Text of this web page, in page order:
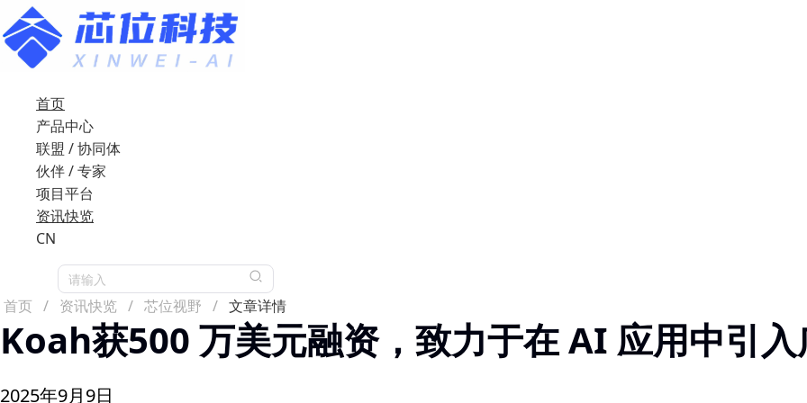
首页
产品中心
联盟 / 协同体
伙伴 / 专家
项目平台
资讯快览
CN
请输入
首页 / 资讯快览 / 芯位视野 / 文章详情
Koah获500 万美元融资，致力于在 AI 应用中引
2025年9月9日